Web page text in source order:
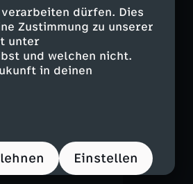
dürfen. Dies
Zustimmung zu unserer
unter
und welchen nicht.
in deinen
Einstellen